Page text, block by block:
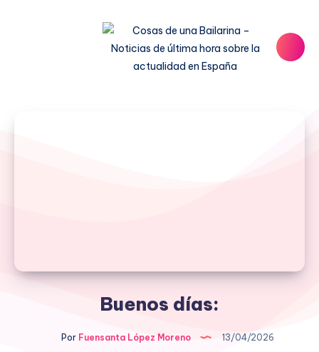
Buenos días:
Por Fuensanta López Moreno
13/04/2026